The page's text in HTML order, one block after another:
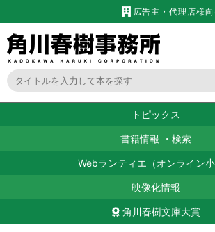
広告主・代理店様向
トピックス
書籍情報 ・ 検索
Webランティエ（オンライン小
映像化情報
角川春樹文庫大賞